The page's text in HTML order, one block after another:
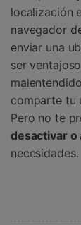
localización
navegador
enviar una
ser
comparte tu
Pero no te
desactivar o
necesidades.